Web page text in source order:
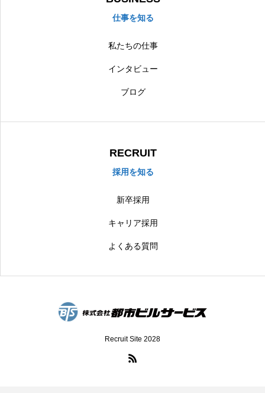
仕事を知る
私たちの仕事
インタビュー
ブログ
RECRUIT
採用を知る
新卒採用
キャリア採用
よくある質問
Recruit Site 2028